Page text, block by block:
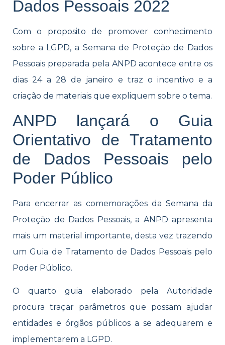
Dados Pessoais 2022
Com o proposito de promover conhecimento
sobre a LGPD, a Semana de Proteção de Dados
Pessoais preparada pela ANPD acontece entre os
dias 24 a 28 de janeiro e traz o incentivo e a
criação de materiais que expliquem sobre o tema.
ANPD lançará o Guia
Orientativo de Tratamento
de Dados Pessoais pelo
Poder Público
Para encerrar as comemorações da Semana da
Proteção de Dados Pessoais, a ANPD apresenta
mais um material importante, desta vez trazendo
um Guia de Tratamento de Dados Pessoais pelo
Poder Público.
O quarto guia elaborado pela Autoridade
procura traçar parâmetros que possam ajudar
entidades e órgãos públicos a se adequarem e
implementarem a LGPD.